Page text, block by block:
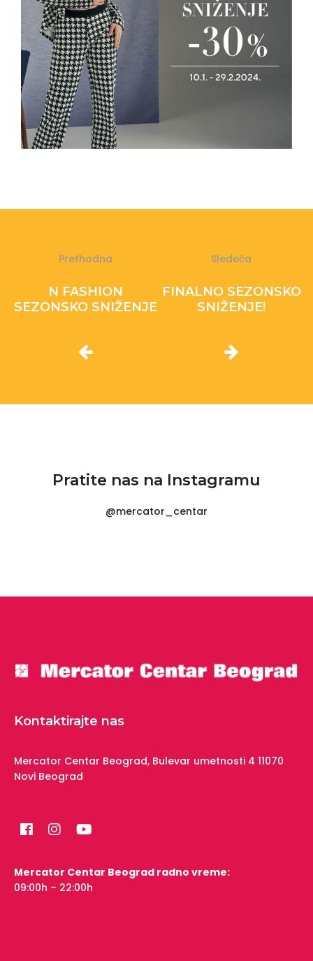
Prethodna
N FASHION
SEZONSKO SNIŽENJE
Sledeća
FINALNO SEZONSKO
SNIŽENJE!
Pratite nas na Instagramu
@mercator_centar
Kontaktirajte nas
Mercator Centar Beograd, Bulevar umetnosti 4 11070
Novi Beograd
Mercator Centar Beograd radno vreme:
09:00h – 22:00h